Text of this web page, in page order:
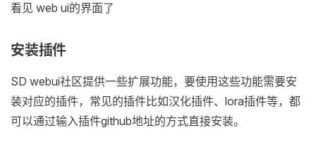
看见 web ui的界面了
安装插件
SD webui社区提供一些扩展功能，要使用这些功能需要安
装对应的插件，常见的插件比如汉化插件、lora插件等，都
可以通过输入插件github地址的方式直接安装。